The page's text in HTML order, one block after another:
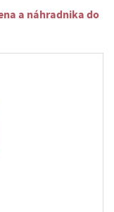
a náhradnika do